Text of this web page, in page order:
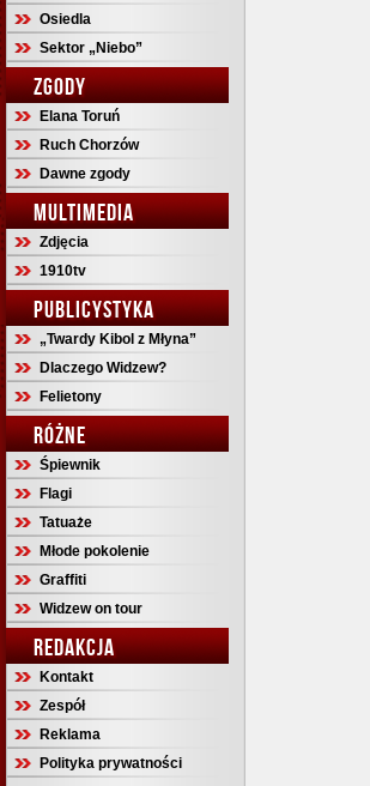
Osiedla
Sektor „Niebo”
ZGODY
Elana Toruń
Ruch Chorzów
Dawne zgody
MULTIMEDIA
Zdjęcia
1910tv
PUBLICYSTYKA
„Twardy Kibol z Młyna”
Dlaczego Widzew?
Felietony
RÓŻNE
Śpiewnik
Flagi
Tatuaże
Młode pokolenie
Graffiti
Widzew on tour
REDAKCJA
Kontakt
Zespół
Reklama
Polityka prywatności